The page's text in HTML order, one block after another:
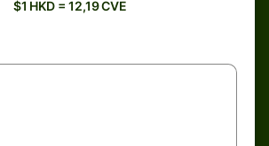
$1 HKD = 12,19 CVE